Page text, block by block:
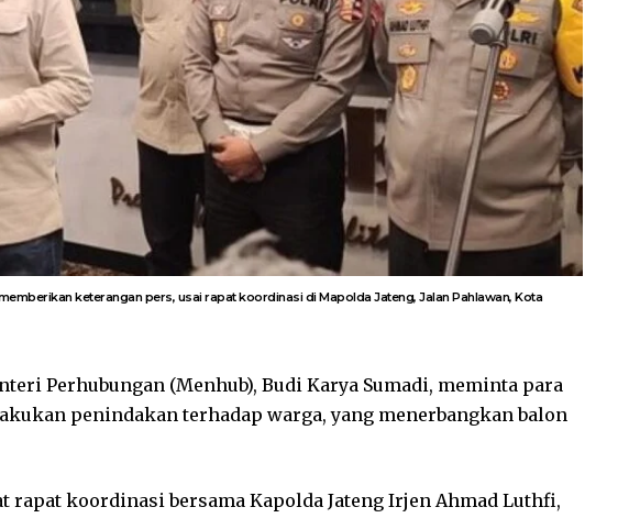
keterangan pers, usai rapat koordinasi di Mapolda Jateng, Jalan Pahlawan, Kota
Perhubungan (Menhub), Budi Karya Sumadi, meminta para
penindakan terhadap warga, yang menerbangkan balon
rapat koordinasi bersama Kapolda Jateng Irjen Ahmad Luthfi,